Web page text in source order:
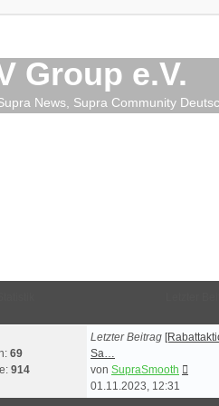
Group e.V.
News, Supra Community
69
914
Letzter Beitrag
Sa…
von SupraSmooth
01.11.2023, 12:31